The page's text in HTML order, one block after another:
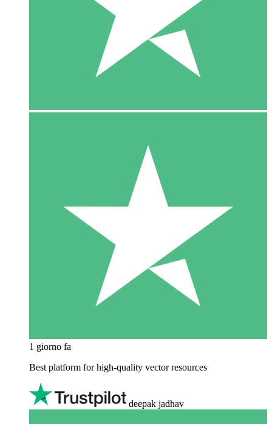
1 giorno fa
Best platform for high-quality vector resources
deepak jadhav